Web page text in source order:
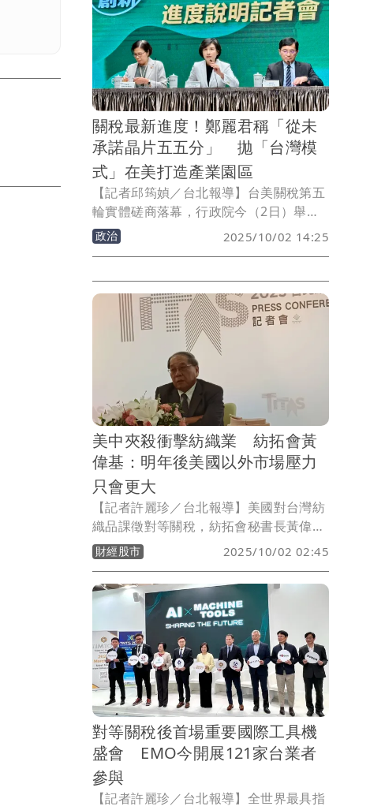
件，以金屬機電業最多，其次為民生化工
業。 爭取海外訂單目前提出申請330件，
以民生製造及機械設備業為主，並已通過
1件。
關稅最新進度！鄭麗君稱「從未
承諾晶片五五分」 拋「台灣模
式」在美打造產業園區
【記者邱筠媜／台北報導】台美關稅第五
輪實體磋商落幕，行政院今（2日）舉行
「台美第五輪實體磋商進度說明記者
會」，行政院副院長鄭麗君表示，我方從
此條件。本輪談判聚焦調降關稅20%、不
疊加原稅率、台美供應鏈合作，以及爭取
232條款優惠。鄭麗君指出，美方目標是
提升本土芯片製造能力，但我方可在維持
臺灣半導體生態系的前提下，協助企業擴
大在美投資，提出具特色的「台灣模
式」，希望以企業自主規劃、政府金融支
持與產業聚落經驗，協助國內高科技產業
拓展美國布局，同時鞏固台灣半導體生態
系。
政治 2025/10/02 14:25
美中夾殺衝擊紡織業 紡拓會黃
偉基：明年後美國以外市場壓力
只會更大
【記者許麗珍／台北報導】美國對台灣紡
織品課徵對等關稅，紡拓會秘書長黃偉基
指出，這對業界造成重大衝擊，中國大陸
的紡織品競爭於全球無所不在，美國官方
則已表明，美方期待的是高科技、高附加
價值產業赴美投資，並不尋求紡織品傳
產，由此可見亞洲仍會是台灣紡織業者主
力佈局地區，即使未來美國期中選舉政黨
版圖生變，或國際貿易法院對川普對等關
稅裁定違憲，美方立場也可能不會動搖，
他呼籲產業不可掉以輕心，估計2026年後
台灣紡織業在美國以外市場的壓力只會更
大。
財經股市 2025/10/02 02:45
對等關稅後首場重要國際工具機
盛會 EMO今開展121家台業者
參與
【記者許麗珍／台北報導】全世界最具指